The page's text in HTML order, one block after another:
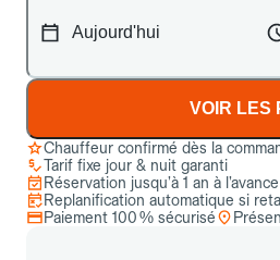
VOIR LES
Chauffeur confirmé dès la
Tarif fixe jour & nuit garanti
Réservation jusqu’à 1 an à l’avance
Replanification automatique si
Paiement 100 % sécurisé